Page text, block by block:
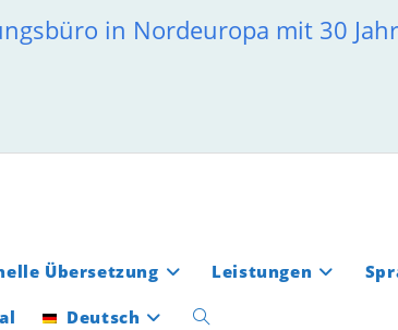
in Nordeuropa mit 30
Übersetzung Leistungen
Deutsch Website-